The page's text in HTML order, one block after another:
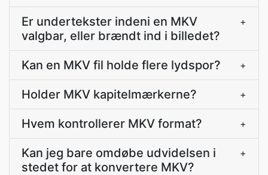
Er undertekster indeni en MKV
valgbar, eller brændt ind i billedet?
+
Kan en MKV fil holde flere lydspor? +
Holder MKV kapitelmærkerne? +
Hvem kontrollerer MKV format? +
Kan jeg bare omdøbe udvidelsen i
stedet for at konvertere MKV?
+